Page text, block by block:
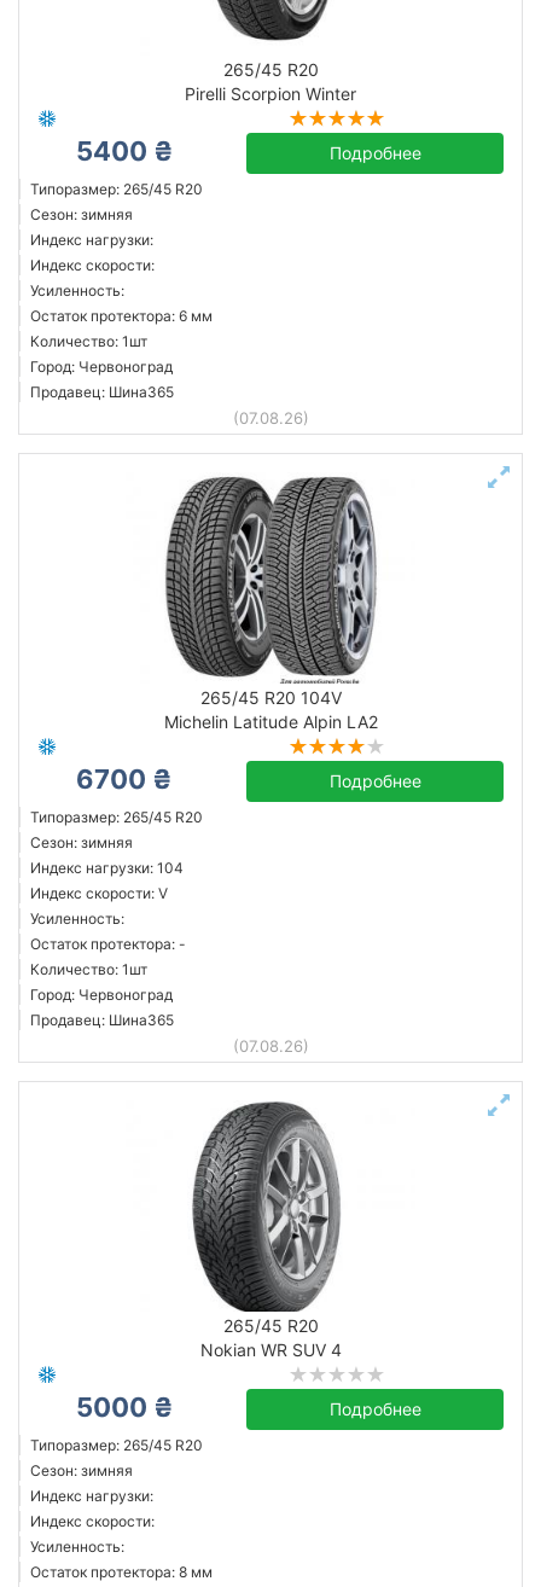
265/45 R20
Pirelli Scorpion Winter
5400 ₴ Подробнее
Типоразмер: 265/45 R20
Сезон: зимняя
Индекс нагрузки:
Индекс скорости:
Усиленность:
Остаток протектора: 6 мм
Количество: 1шт
Город: Червоноград
Продавец: Шина365
(07.08.26)
265/45 R20 104V
Michelin Latitude Alpin LA2
6700 ₴ Подробнее
Типоразмер: 265/45 R20
Сезон: зимняя
Индекс нагрузки: 104
Индекс скорости: V
Усиленность:
Остаток протектора: -
Количество: 1шт
Город: Червоноград
Продавец: Шина365
(07.08.26)
265/45 R20
Nokian WR SUV 4
5000 ₴ Подробнее
Типоразмер: 265/45 R20
Сезон: зимняя
Индекс нагрузки:
Индекс скорости:
Усиленность:
Остаток протектора: 8 мм